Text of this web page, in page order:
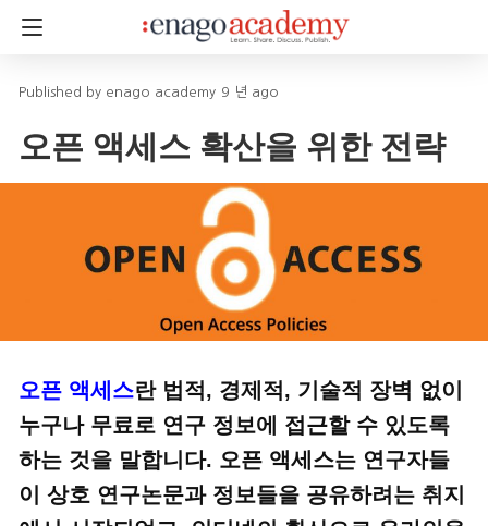
enago academy 9 년 ago
오픈 액세스 확산을 위한 전략
오픈 액세스란 법적, 경제적, 기술적 장벽 없이
누구나 무료로 연구 정보에 접근할 수 있도록
하는 것을 말합니다. 오픈 액세스는 연구자들
이 상호 연구논문과 정보들을 공유하려는 취지